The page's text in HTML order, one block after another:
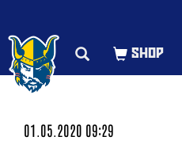
01.05.2020 09:29